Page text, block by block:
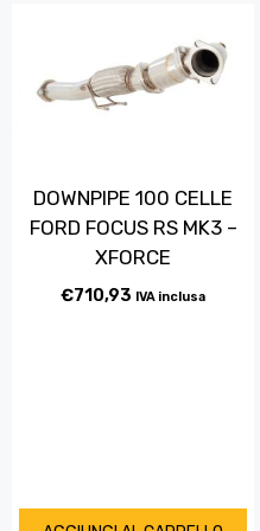
DOWNPIPE 100 CELLE
FORD FOCUS RS MK3 –
XFORCE
€710,93 IVA inclusa